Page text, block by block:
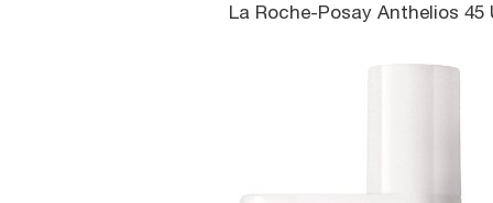
La Roche-Posay Anthelios